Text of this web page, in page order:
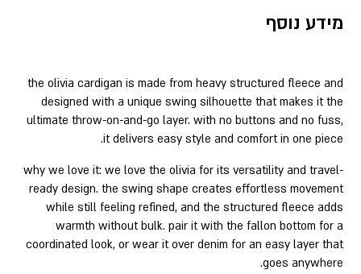
מידע נוסף
the olivia cardigan is made from heavy structured fleece and
designed with a unique swing silhouette that makes it the
ultimate throw-on-and-go layer. with no buttons and no fuss,
it delivers easy style and comfort in one piece.
why we love it: we love the olivia for its versatility and travel-
ready design. the swing shape creates effortless movement
while still feeling refined, and the structured fleece adds
warmth without bulk. pair it with the fallon bottom for a
coordinated look, or wear it over denim for an easy layer that
goes anywhere.